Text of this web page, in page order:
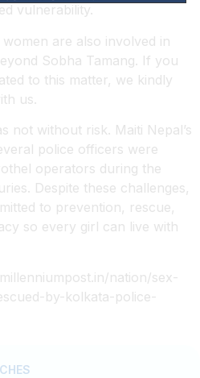
vulnerability.
are also involved in
Sobha Tamang. If you
to this matter, we kindly
us.
not without risk. Maiti Nepal’s
police officers were
operators during the
Despite these challenges,
to prevention, rescue,
so every girl can live with
nation/sex-
by-kolkata-police-